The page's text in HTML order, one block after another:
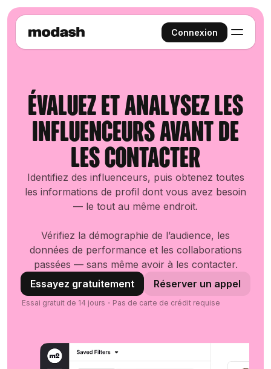
Connexion
Évaluez et analysez les
influenceurs avant de
les contacter
Identifiez des influenceurs, puis obtenez toutes
les informations de profil dont vous avez besoin
— le tout au même endroit.
Vérifiez la démographie de l’audience, les
données de performance et les collaborations
passées — sans même avoir à les contacter.
Essayez gratuitement
Réserver un appel
Essai gratuit de 14 jours・Pas de carte de crédit requise